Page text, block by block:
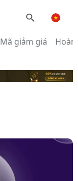
Mã giảm giá